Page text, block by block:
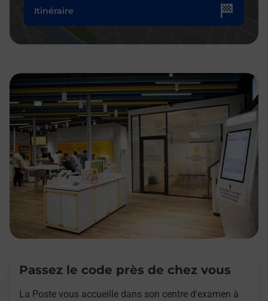
Itinéraire
Passez le code près de chez vous
La Poste vous accueille dans son centre d'examen à